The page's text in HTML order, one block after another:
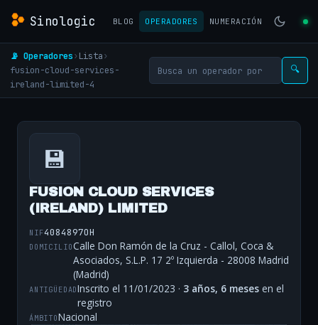
Sinologic BLOG OPERADORES NUMERACIÓN
📡 Operadores› Lista›
fusion-cloud-services-
ireland-limited-4
🔍
💾
FUSION CLOUD SERVICES
(IRELAND) LIMITED
NIF4084897OH
DOMICILIOCalle Don Ramón de la Cruz - Callol, Coca &
Asociados, S.L.P. 17 2º Izquierda - 28008 Madrid
(Madrid)
ANTIGÜEDADInscrito el 11/01/2023 · 3 años, 6 meses en el
registro
ÁMBITONacional